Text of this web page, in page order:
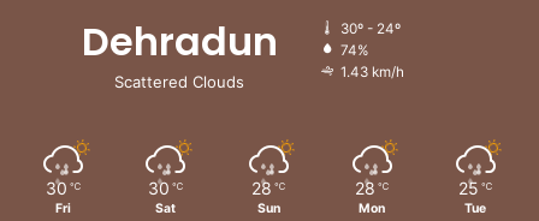
Dehradun
Scattered Clouds
30º - 24º
74%
1.43 km/h
30 ℃
Fri
30 ℃
Sat
28 ℃
Sun
28 ℃
Mon
25 ℃
Tue